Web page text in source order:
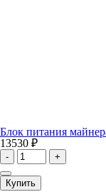
Блок питания
13530 ₽
- +
Купить